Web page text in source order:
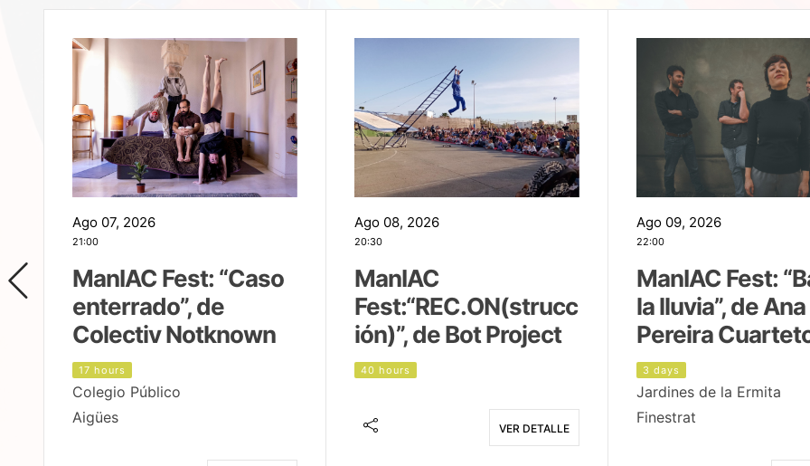
Ago 07, 2026
21:00
ManIAC Fest: “Caso
enterrado”, de
Colectiv Notknown
17 hours
Colegio Público
Aigües
Ago 08, 2026
20:30
ManIAC
Fest:“REC.ON(strucc
ión)”, de Bot Project
40 hours
VER DETALLE
Ago 09, 2026
22:00
ManIAC Fest:
la lluvia”, de Ana
Pereira
3 days
Jardines de la Ermita
Finestrat